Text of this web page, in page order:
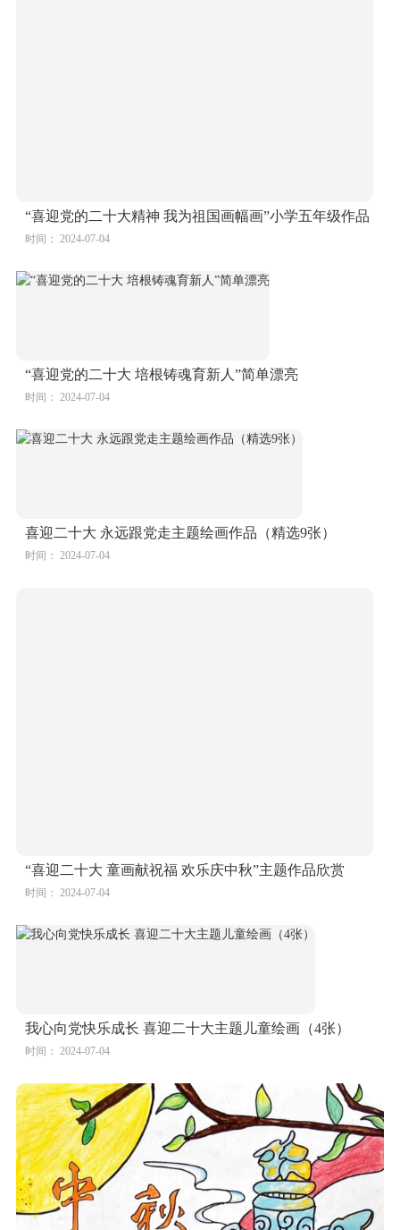
“喜迎党的二十大精神 我为祖国画幅画”小学五年级作品
时间： 2024-07-04
“喜迎党的二十大 培根铸魂育新人”简单漂亮
时间： 2024-07-04
喜迎二十大 永远跟党走主题绘画作品（精选9张）
时间： 2024-07-04
“喜迎二十大 童画献祝福 欢乐庆中秋”主题作品欣赏
时间： 2024-07-04
我心向党快乐成长 喜迎二十大主题儿童绘画（4张）
时间： 2024-07-04